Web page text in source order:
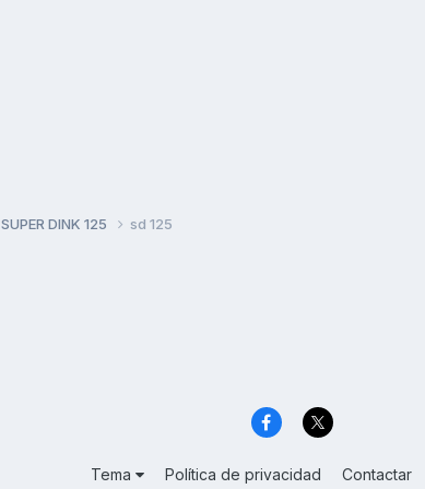
SUPER DINK 125 sd 125
Tema Política de privacidad Contactar